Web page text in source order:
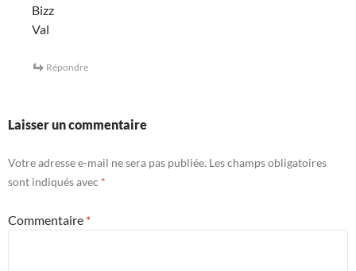
Bizz
Val
Répondre
Laisser un commentaire
Votre adresse e-mail ne sera pas publiée. Les champs obligatoires
sont indiqués avec *
Commentaire *